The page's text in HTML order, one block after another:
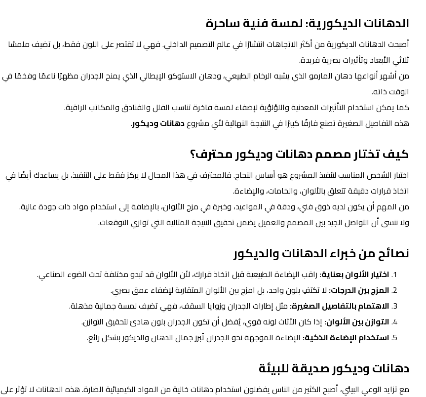
الدهانات الديكورية: لمسة فنية ساحرة
أصبحت الدهانات الديكورية من أكثر الاتجاهات انتشارًا في عالم التصميم الداخلي. فهي لا تقتصر على اللون فقط، بل تضيف ملمسًا
ثلاثي الأبعاد وتأثيرات بصرية فريدة.
من أشهر أنواعها دهان المارمو الذي يشبه الرخام الطبيعي، ودهان الاستوكو الإيطالي الذي يمنح الجدران مظهرًا ناعمًا وفخمًا في
الوقت ذاته.
كما يمكن استخدام التأثيرات المعدنية واللؤلؤية لإضفاء لمسة فاخرة تناسب الفلل والفنادق والمكاتب الراقية.
هذه التفاصيل الصغيرة تصنع فارقًا كبيرًا في النتيجة النهائية لأي مشروعدهانات وديكور.
كيف تختار مصمم دهانات وديكور محترف؟
اختيار الشخص المناسب لتنفيذ المشروع هو أساس النجاح. فالمحترف في هذا المجال لا يركز فقط على التنفيذ، بل يساعدك أيضًا في
اتخاذ قرارات دقيقة تتعلق بالألوان، والخامات، والإضاءة.
من المهم أن يكون لديه ذوق فني، ودقة في المواعيد، وخبرة في مزج الألوان، بالإضافة إلى استخدام مواد ذات جودة عالية.
ولا ننسى أن التواصل الجيد بين المصمم والعميل يضمن تحقيق النتيجة المثالية التي توازي التوقعات.
نصائح من خبراء الدهانات والديكور
اختيار الألوان بعناية: راقب الإضاءة الطبيعية قبل اتخاذ قرارك، لأن الألوان قد تبدو مختلفة تحت الضوء الصناعي.
المزج بين الدرجات: لا تكتفِ بلون واحد، بل امزج بين الألوان المتقاربة لإضفاء عمق بصري.
الاهتمام بالتفاصيل الصغيرة: مثل إطارات الجدران وزوايا السقف، فهي تضيف لمسة جمالية مذهلة.
التوازن بين الألوان: إذا كان الأثاث لونه قوي، يُفضل أن تكون الجدران بلون هادئ لتحقيق التوازن.
استخدام الإضاءة الذكية: الإضاءة الموجهة نحو الجدران تُبرز جمال الدهان والديكور بشكل رائع.
دهانات وديكورصديقة للبيئة
مع تزايد الوعي البيئي، أصبح الكثير من الناس يفضلون استخدام دهانات خالية من المواد الكيميائية الضارة. هذه الدهانات لا تؤثر على